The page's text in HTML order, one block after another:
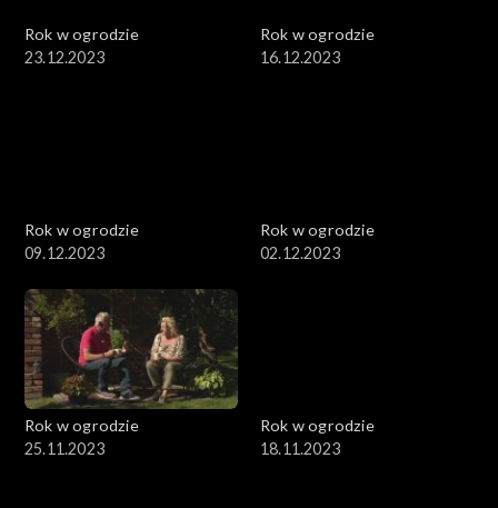
Rok w ogrodzie
23.12.2023
Rok w ogrodzie
16.12.2023
Rok w ogrodzie
09.12.2023
Rok w ogrodzie
02.12.2023
Rok w ogrodzie
25.11.2023
Rok w ogrodzie
18.11.2023